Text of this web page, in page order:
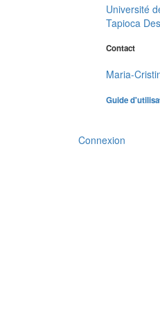
Université
Tapioca
Contact
Maria-
Guide
Connexion